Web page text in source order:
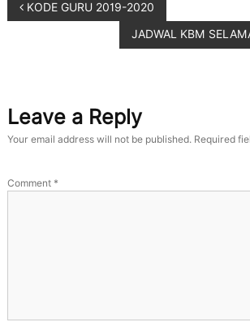
KODE GURU 2019-2020
JADWAL KBM
Leave a Reply
Your email address will not be published. Required
Comment *